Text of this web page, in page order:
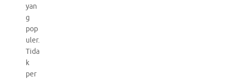
yan
g
pop
uler.
Tida
k
per